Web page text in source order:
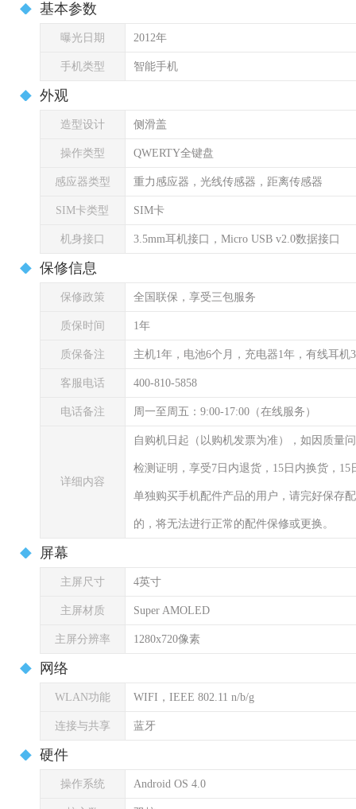
基本参数
曝光日期 2012年
手机类型 智能手机
外观
造型设计 侧滑盖
操作类型 QWERTY全键盘
感应器类型 重力感应器，光线传感器，距离传感器
SIM卡类型 SIM卡
机身接口 3.5mm耳机接口，Micro USB v2.0数据接口
保修信息
保修政策 全国联保，享受三包服务
质保时间 1年
质保备注 主机1年，电池6个月，充电器1年，有线耳机
客服电话 400-810-5858
电话备注 周一至周五：9:00-17:00（在线服务）
详细内容
自购机日起（以购机发票为准），如因质量
检测证明，享受7日内退货，15日内换货，
单独购买手机配件产品的用户，请完好保存
的，将无法进行正常的配件保修或更换。
屏幕
主屏尺寸 4英寸
主屏材质 Super AMOLED
主屏分辨率 1280x720像素
网络
WLAN功能 WIFI，IEEE 802.11 n/b/g
连接与共享 蓝牙
硬件
操作系统 Android OS 4.0